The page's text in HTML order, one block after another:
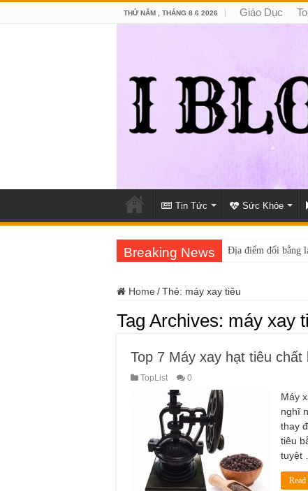
THỨ NĂM , THÁNG 8 6 2026 Giáo Dục
Tin Tức Sức Khỏe
Breaking News Địa điểm đổi bằng
Home /Thẻ: máy xay tiêu
Tag Archives: máy xay
Top 7 Máy xay hạt tiêu
TopList 0
Máy
nghĩ
thay
tiêu
tuyệt